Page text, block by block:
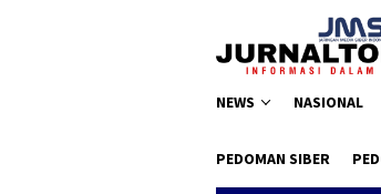
NEWS NASIONAL
PEDOMAN SIBER